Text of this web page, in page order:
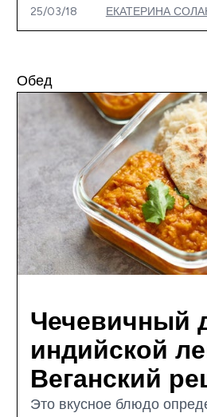
25/03/18 ЕКАТЕРИНА
Обед
Чечевичный
индийской
Веганский
Это вкусное блюдо